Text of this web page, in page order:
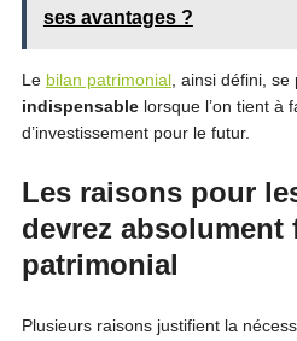
ses avantages ?
Le bilan patrimonial, ainsi défini, se
indispensablelorsque l’on tient à
d’investissement pour le futur.
Les raisons pour
devrez absolument
patrimonial
Plusieurs raisons justifient la